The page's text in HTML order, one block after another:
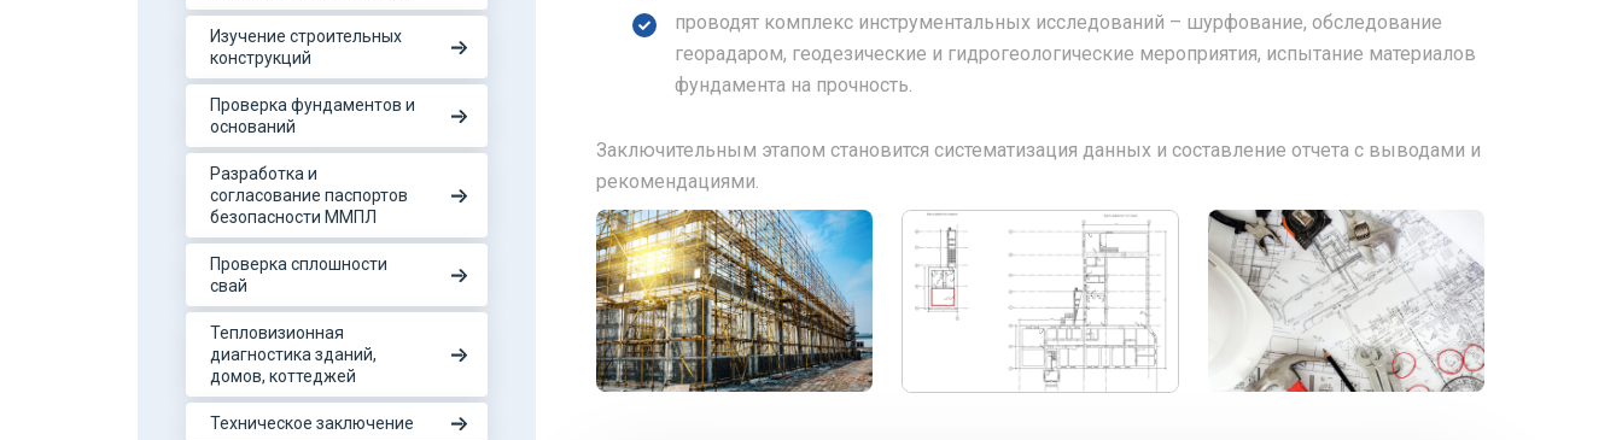
Изучение строительных
конструкций
Проверка фундаментов и
оснований
Разработка и
согласование паспортов
безопасности ММПЛ
Проверка сплошности
свай
Тепловизионная
диагностика зданий,
домов, коттеджей
Техническое заключение
проводят комплекс инструментальных исследований – шурфование, обследование
георадаром, геодезические и гидрогеологические мероприятия, испытание материалов
фундамента на прочность.
Заключительным этапом становится систематизация данных и составление отчета с выводами и
рекомендациями.